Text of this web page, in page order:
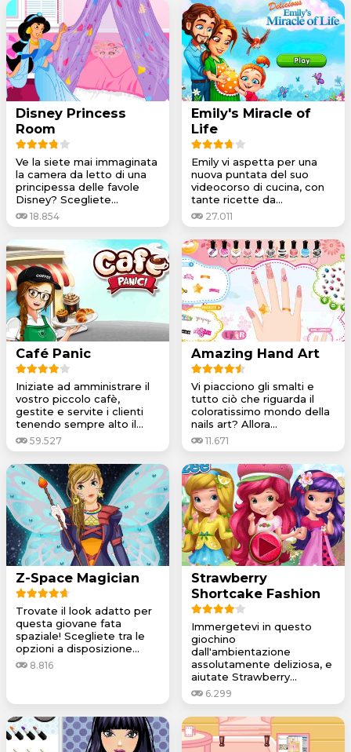
Disney Princess
Room
Ve la siete mai immaginata
la camera da letto di una
principessa delle favole
Disney? Scegliete...
18.854
Emily's Miracle of
Life
Emily vi aspetta per una
nuova puntata del suo
videocorso di cucina, con
tante ricette da...
27.011
Café Panic
Iniziate ad amministrare il
vostro piccolo cafè,
gestite e servite i clienti
tenendo sempre alto il...
59.527
Amazing Hand Art
Vi piacciono gli smalti e
tutto ciò che riguarda il
coloratissimo mondo della
nails art? Allora...
11.671
Z-Space Magician
Trovate il look adatto per
questa giovane fata
spaziale! Scegliete tra le
opzioni a disposizione...
8.816
Strawberry
Shortcake Fashion
Immergetevi in questo
giochino
dall'ambientazione
assolutamente deliziosa, e
aiutate Strawberry...
6.299